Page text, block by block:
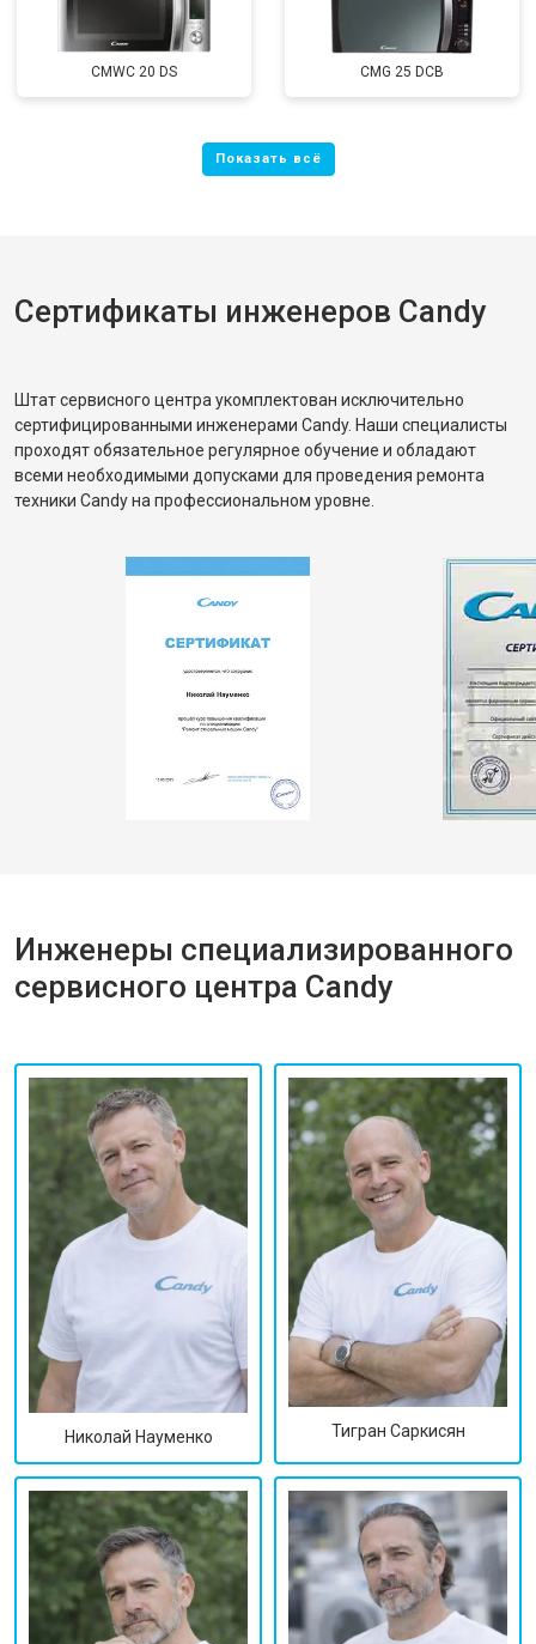
CMWC 20 DS CMG 25 DCB
Сертификаты инженеров Candy
Штат сервисного центра укомплектован исключительно
сертифицированными инженерами Candy. Наши специалисты
проходят обязательное регулярное обучение и обладают
всеми необходимыми допусками для проведения ремонта
техники Candy на профессиональном уровне.
Инженеры специализированного
сервисного центра Candy
Николай Науменко Тигран Саркисян